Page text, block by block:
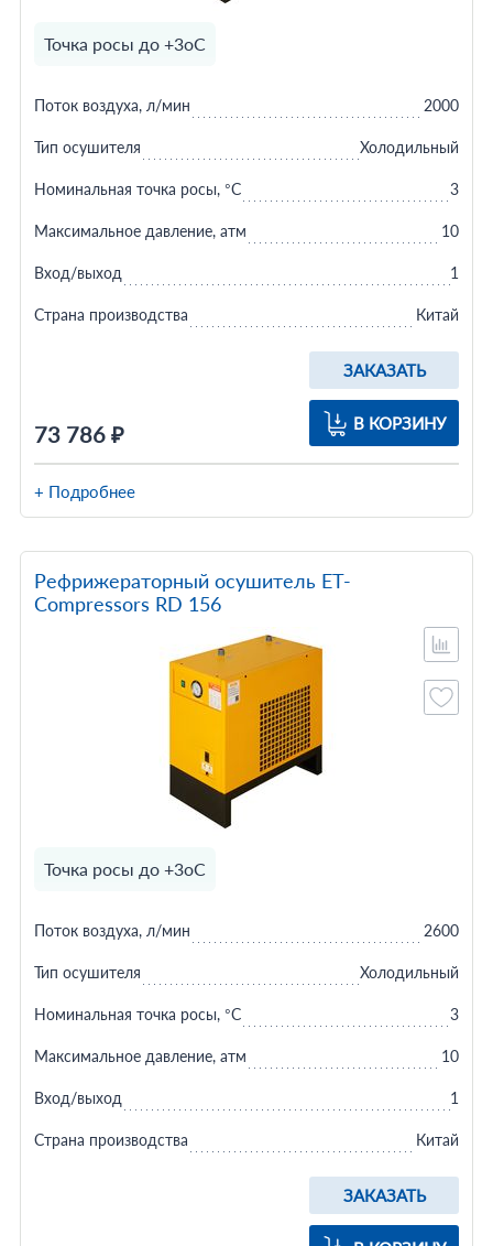
Точка росы до +3оС
73 786 ₽
ЗАКАЗАТЬ
В КОРЗИНУ
Поток воздуха, л/мин 2000
Тип осушителя Холодильный
Номинальная точка росы, °C 3
Максимальное давление, атм 10
Вход/выход 1
Страна производства Китай
+ Подробнее
Рефрижераторный осушитель ET-
Compressors RD 156
Точка росы до +3оС
ЗАКАЗАТЬ
Поток воздуха, л/мин 2600
Тип осушителя Холодильный
Номинальная точка росы, °C 3
Максимальное давление, атм 10
Вход/выход 1
Страна производства Китай